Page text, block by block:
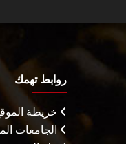
روابط تهمك
خريطة
الجامعات